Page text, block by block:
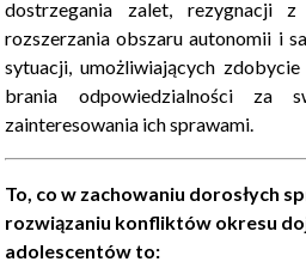
dostrzegania zalet, rezygnacji z
rozszerzania obszaru autonomii i
sytuacji, umożliwiających
brania odpowiedzialności za
zainteresowania ich sprawami.
To, co w zachowaniu dorosłych
rozwiązaniu konfliktów okresu
adolescentów to: